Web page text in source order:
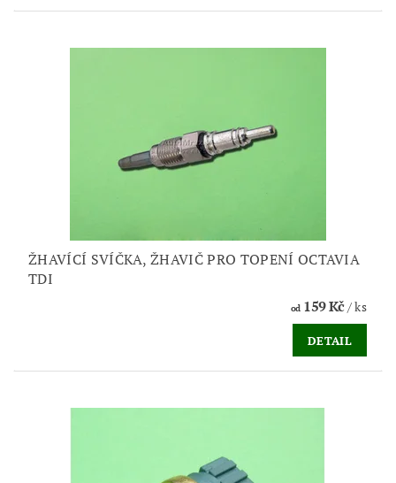
ŽHAVÍCÍ SVÍČKA, ŽHAVIČ PRO TOPENÍ OCTAVIA
TDI
od159 Kč/ ks
DETAIL